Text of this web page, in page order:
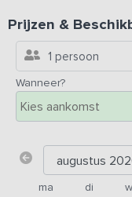
Prijzen &
1 persoon
Wanneer?
ma di